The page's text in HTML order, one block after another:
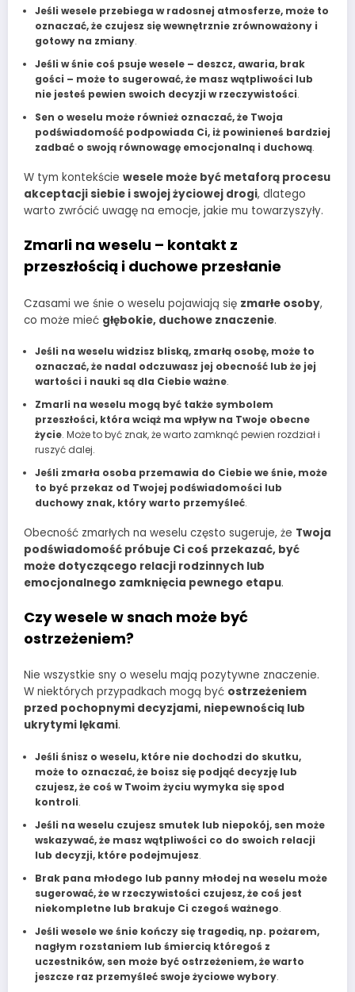
Jeśli wesele przebiega w radosnej atmosferze, może to
oznaczać, że czujesz się wewnętrznie zrównoważony i
gotowy na zmiany.
Jeśli w śnie coś psuje wesele – deszcz, awaria, brak
gości – może to sugerować, że masz wątpliwości lub
nie jesteś pewien swoich decyzji w rzeczywistości.
Sen o weselu może również oznaczać, że Twoja
podświadomość podpowiada Ci, iż powinieneś bardziej
zadbać o swoją równowagę emocjonalną i duchową.
W tym kontekście wesele może być metaforą procesu
akceptacji siebie i swojej życiowej drogi, dlatego
warto zwrócić uwagę na emocje, jakie mu towarzyszyły.
Zmarli na weselu – kontakt z
przeszłością i duchowe przesłanie
Czasami we śnie o weselu pojawiają się zmarłe osoby,
co może mieć głębokie, duchowe znaczenie.
Jeśli na weselu widzisz bliską, zmarłą osobę, może to
oznaczać, że nadal odczuwasz jej obecność lub że jej
wartości i nauki są dla Ciebie ważne.
Zmarli na weselu mogą być także symbolem
przeszłości, która wciąż ma wpływ na Twoje obecne
życie. Może to być znak, że warto zamknąć pewien rozdział i
ruszyć dalej.
Jeśli zmarła osoba przemawia do Ciebie we śnie, może
to być przekaz od Twojej podświadomości lub
duchowy znak, który warto przemyśleć.
Obecność zmarłych na weselu często sugeruje, że Twoja
podświadomość próbuje Ci coś przekazać, być
może dotyczącego relacji rodzinnych lub
emocjonalnego zamknięcia pewnego etapu.
Czy wesele w snach może być
ostrzeżeniem?
Nie wszystkie sny o weselu mają pozytywne znaczenie.
W niektórych przypadkach mogą być ostrzeżeniem
przed pochopnymi decyzjami, niepewnością lub
ukrytymi lękami.
Jeśli śnisz o weselu, które nie dochodzi do skutku,
może to oznaczać, że boisz się podjąć decyzję lub
czujesz, że coś w Twoim życiu wymyka się spod
kontroli.
Jeśli na weselu czujesz smutek lub niepokój, sen może
wskazywać, że masz wątpliwości co do swoich relacji
lub decyzji, które podejmujesz.
Brak pana młodego lub panny młodej na weselu może
sugerować, że w rzeczywistości czujesz, że coś jest
niekompletne lub brakuje Ci czegoś ważnego.
Jeśli wesele we śnie kończy się tragedią, np. pożarem,
nagłym rozstaniem lub śmiercią któregoś z
uczestników, sen może być ostrzeżeniem, że warto
jeszcze raz przemyśleć swoje życiowe wybory.